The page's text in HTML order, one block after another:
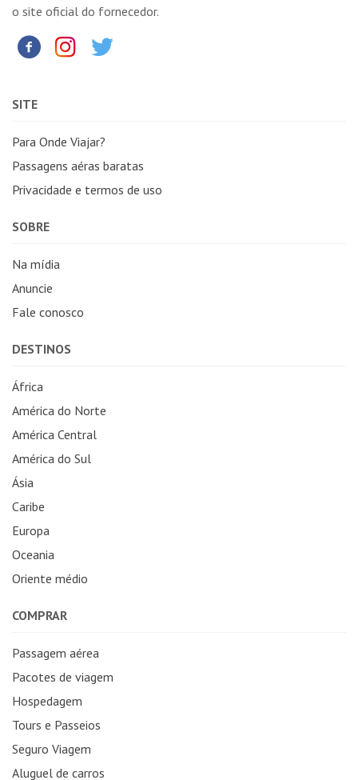
o site oficial do fornecedor.
SITE
Para Onde Viajar?
Passagens aéras baratas
Privacidade e termos de uso
SOBRE
Na mídia
Anuncie
Fale conosco
DESTINOS
África
América do Norte
América Central
América do Sul
Ásia
Caribe
Europa
Oceania
Oriente médio
COMPRAR
Passagem aérea
Pacotes de viagem
Hospedagem
Tours e Passeios
Seguro Viagem
Aluguel de carros